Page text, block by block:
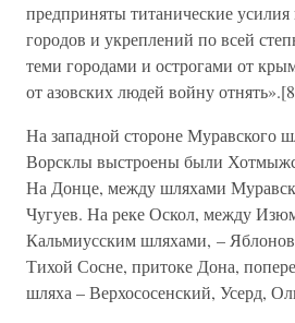
предприняты титанические
городов и укреплений по всей
теми городами и острогами от
от азовских людей войну
На западной стороне Муравского
Ворсклы выстроены были
На Донце, между шляхами
Чугуев. На реке Оскол, между
Кальмиусским шляхами, –
Тихой Сосне, притоке Дона,
шляха – Верхососенский, Усерд,